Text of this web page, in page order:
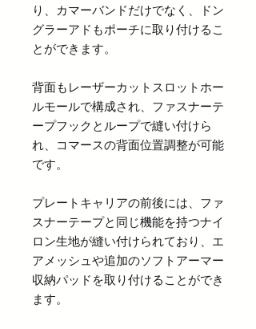
り、カマーバンドだけでなく、ドン
グラーアドもポーチに取り付けるこ
とができます。
背面もレーザーカットスロットホー
ルモールで構成され、ファスナーテ
ープフックとループで縫い付けら
れ、コマースの背面位置調整が可能
です。
プレートキャリアの前後には、ファ
スナーテープと同じ機能を持つナイ
ロン生地が縫い付けられており、エ
アメッシュや追加のソフトアーマー
収納パッドを取り付けることができ
ます。